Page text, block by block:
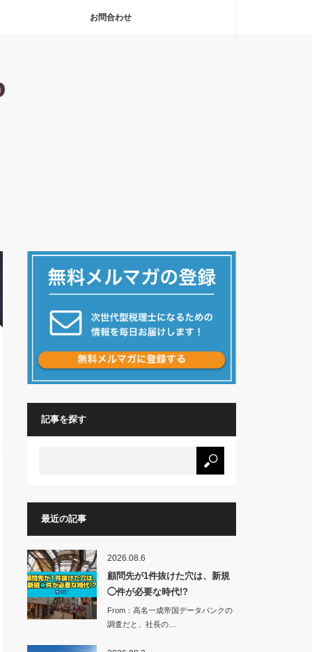
お問合わせ
記事を探す
最近の記事
2026.08.6
顧問先が1件抜けた穴は、新規
◯件が必要な時代!?
From：高名一成帝国データバンクの
調査だと、社長の…